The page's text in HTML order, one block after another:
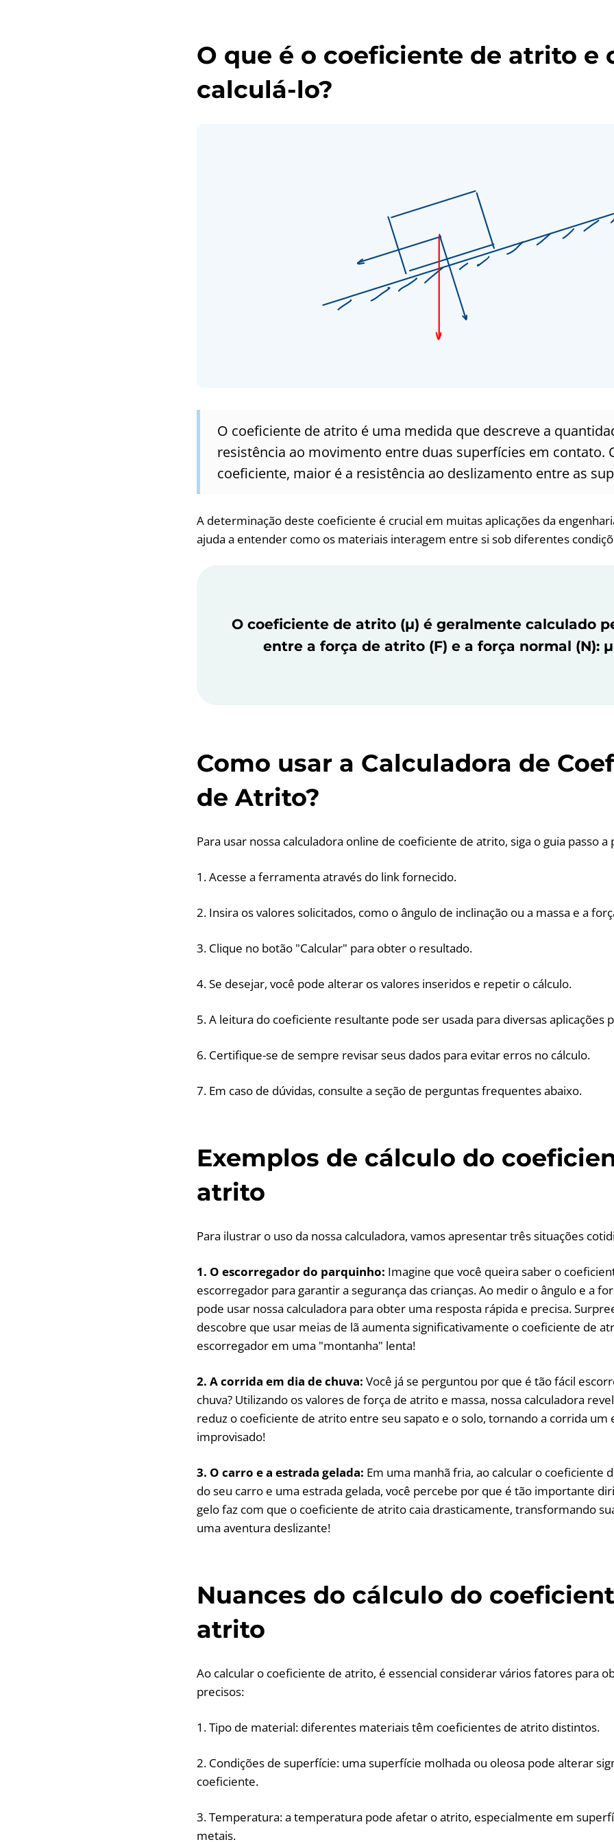
O que é o coeficiente de atrito e
calculá-lo?
O coeficiente de atrito é uma medida que descreve a
resistência ao movimento entre duas superfícies em contato.
coeficiente, maior é a resistência ao deslizamento entre as
A determinação deste coeficiente é crucial em muitas aplicações da
ajuda a entender como os materiais interagem entre si sob diferentes
O coeficiente de atrito (µ) é geralmente calculado
entre a força de atrito (F) e a força normal (N): µ
Como usar a Calculadora de
de Atrito?
Para usar nossa calculadora online de coeficiente de atrito, siga o guia passo a
1. Acesse a ferramenta através do link fornecido.
2. Insira os valores solicitados, como o ângulo de inclinação ou a massa e a
3. Clique no botão "Calcular" para obter o resultado.
4. Se desejar, você pode alterar os valores inseridos e repetir o cálculo.
5. A leitura do coeficiente resultante pode ser usada para diversas aplicações
6. Certifique-se de sempre revisar seus dados para evitar erros no cálculo.
7. Em caso de dúvidas, consulte a seção de perguntas frequentes abaixo.
Exemplos de cálculo do
atrito
Para ilustrar o uso da nossa calculadora, vamos apresentar três situações
1. O escorregador do parquinho: Imagine que você queira saber o
escorregador para garantir a segurança das crianças. Ao medir o ângulo e a
pode usar nossa calculadora para obter uma resposta rápida e precisa.
descobre que usar meias de lã aumenta significativamente o coeficiente de
escorregador em uma "montanha" lenta!
2. A corrida em dia de chuva: Você já se perguntou por que é tão fácil
chuva? Utilizando os valores de força de atrito e massa, nossa calculadora
reduz o coeficiente de atrito entre seu sapato e o solo, tornando a corrida um
improvisado!
3. O carro e a estrada gelada: Em uma manhã fria, ao calcular o coeficiente
do seu carro e uma estrada gelada, você percebe por que é tão importante
gelo faz com que o coeficiente de atrito caia drasticamente, transformando
uma aventura deslizante!
Nuances do cálculo do
atrito
Ao calcular o coeficiente de atrito, é essencial considerar vários fatores para
precisos:
1. Tipo de material: diferentes materiais têm coeficientes de atrito distintos.
2. Condições de superfície: uma superfície molhada ou oleosa pode alterar
coeficiente.
3. Temperatura: a temperatura pode afetar o atrito, especialmente em
metais.